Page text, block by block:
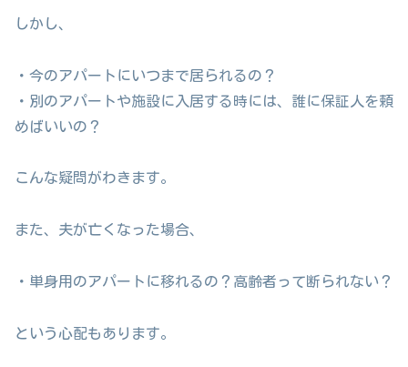
しかし、
・今のアパートにいつまで居られるの？
・別のアパートや施設に入居する時には、誰に保証人を頼
めばいいの？
こんな疑問がわきます。
また、夫が亡くなった場合、
・単身用のアパートに移れるの？高齢者って断られない？
という心配もあります。